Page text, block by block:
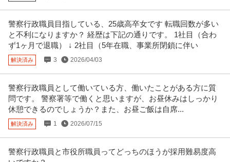
年収590万円〜1,040万円
ＮＴＴ東日本株式会社 警視庁案件のDX推進エンジニア／上流工程◆新たなビ
ジネスの創出、業務分析◆N
…続きを見る
調理師／調理スタッフ／無資格可
エームサービス株式会社 警視庁警察学校内の厨房
正社員 未経験OK 交通費支給 社会保険完備
月給25万円〜27万円
【府中市朝日町】年間休日122日◎賞与あり☆各種手当・研修制度も充実◎
正職員の調理スタッフとして一 …続きを見る
エームサービス株式会社 警視庁警察学校内の厨房の調理師／調理
警察行政職員目指している、25歳高卒女です 転職回数が多い
と不利になりますか？ 経歴は下記の通りです。 1社目（合わ
ず1ヶ月で退職） ↓ 2社目（5年在職、事業所閉鎖に伴い
解決済み 3 2026/04/03
警察行政職員として働いている方、働いたことがある方に質
問です。 警察署等で働くと思いますが、お昼休みはしっかり
休憩できるのでしょうか？また、お昼ご飯は自席...
解決済み 1 2026/07/15
警察行政職員と市役所職員ってどっちのほうが採用難易度高